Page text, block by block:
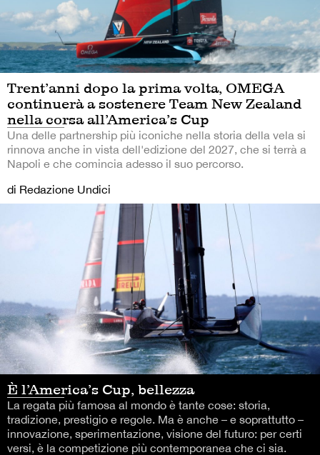
Trent’anni dopo la prima volta, OMEGA
continuerà a sostenere Team New Zealand
nella corsa all’America’s Cup
Una delle partnership più iconiche nella storia della vela si
rinnova anche in vista dell'edizione del 2027, che si terrà a
Napoli e che comincia adesso il suo percorso.
di Redazione Undici
È l’America’s Cup, bellezza
La regata più famosa al mondo è tante cose: storia,
tradizione, prestigio e regole. Ma è anche – e soprattutto –
innovazione, sperimentazione, visione del futuro: per certi
versi, è la competizione più contemporanea che ci sia.